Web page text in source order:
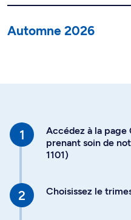
Automne 2026
Accédez à la
prenant soin de
1101)
Choisissez le